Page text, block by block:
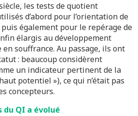
les tests de quotient
d’abord pour l’orientation de
également pour le repérage de
élargis au développement
en souffrance. Au passage, ils ont
: beaucoup considèrent
un indicateur pertinent de la
potentiel »), ce qui n’était pas
concepteurs.
du QI a évolué